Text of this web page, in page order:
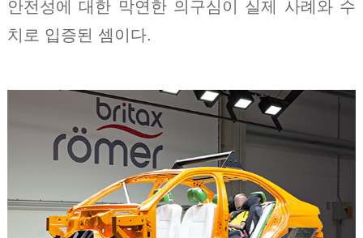
안전성에 대한 막연한 의구심이 실제 사례와 수
치로 입증된 셈이다.